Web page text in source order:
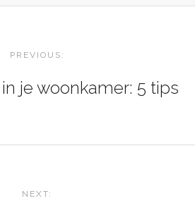
PREVIOUS:
je woonkamer: 5 tips
NEXT: